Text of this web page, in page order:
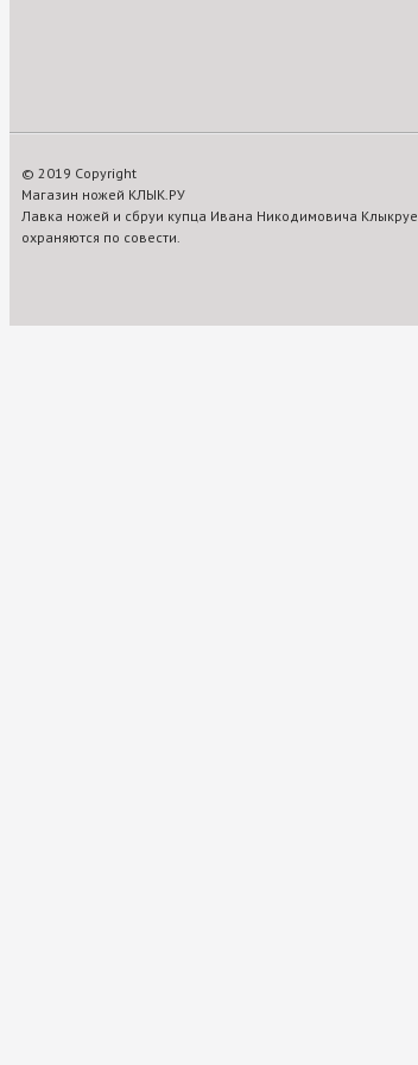
© 2019 Copyright
Магазин ножей КЛЫК.РУ
Лавка ножей и сбруи купца Ивана Никодимовича
охраняются по совести.